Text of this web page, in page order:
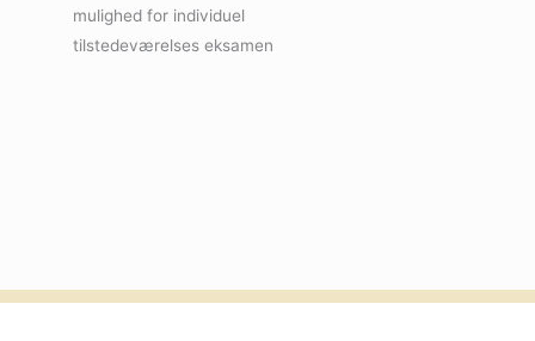
mulighed for individuel
tilstedeværelses eksamen